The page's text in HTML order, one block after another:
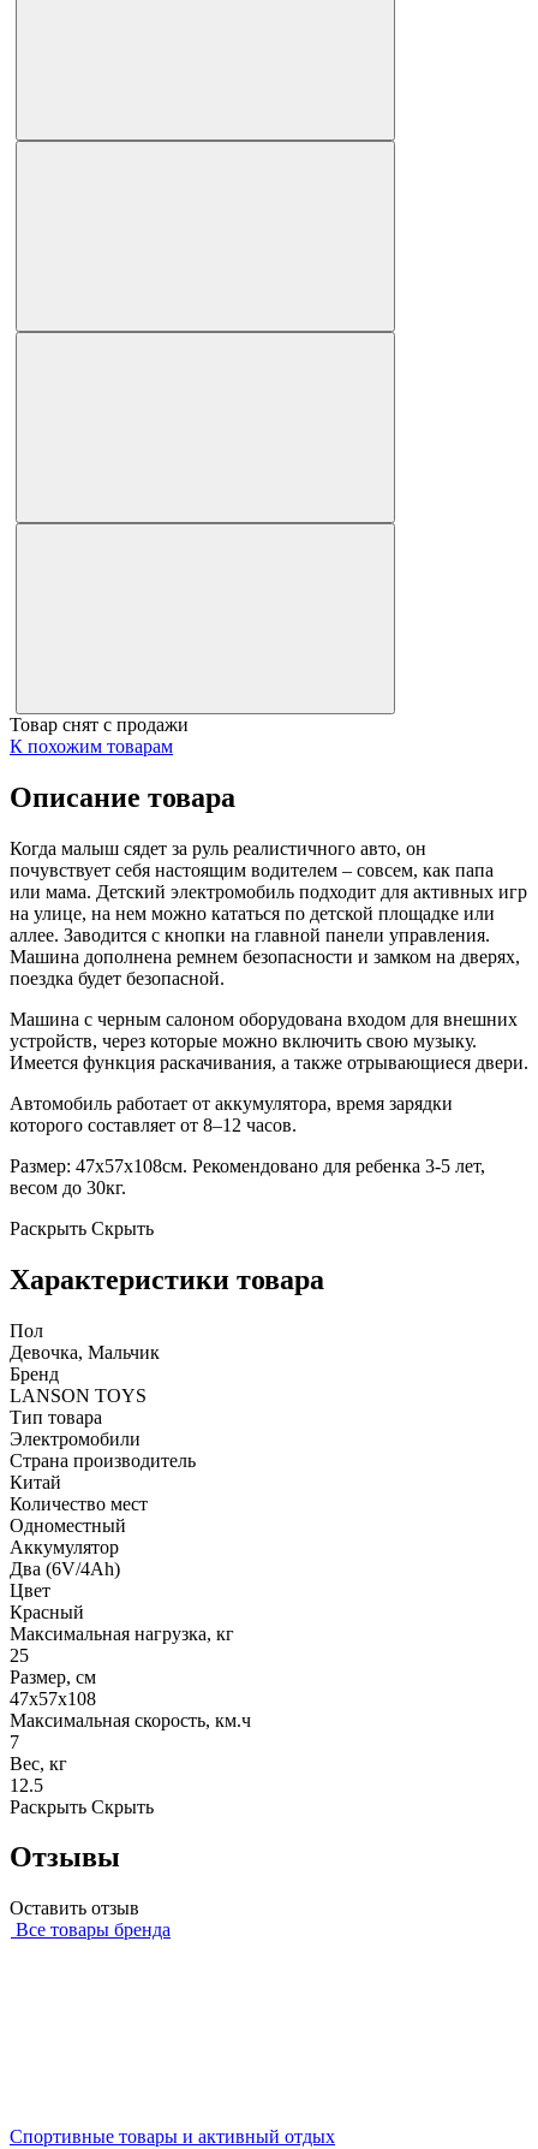
Товар снят с продажи
К похожим товарам
Описание товара
Когда малыш сядет за руль реалистичного авто, он
почувствует себя настоящим водителем – совсем, как папа
или мама. Детский электромобиль подходит для активных игр
на улице, на нем можно кататься по детской площадке или
аллее. Заводится с кнопки на главной панели управления.
Машина дополнена ремнем безопасности и замком на дверях,
поездка будет безопасной.
Машина с черным салоном оборудована входом для внешних
устройств, через которые можно включить свою музыку.
Имеется функция раскачивания, а также отрывающиеся двери.
Автомобиль работает от аккумулятора, время зарядки
которого составляет от 8–12 часов.
Размер: 47х57х108см. Рекомендовано для ребенка 3-5 лет,
весом до 30кг.
Раскрыть Скрыть
Характеристики товара
Пол
Девочка, Мальчик
Бренд
LANSON TOYS
Тип товара
Электромобили
Страна производитель
Китай
Количество мест
Одноместный
Аккумулятор
Два (6V/4Ah)
Цвет
Красный
Максимальная нагрузка, кг
25
Размер, см
47х57х108
Максимальная скорость, км.ч
7
Вес, кг
12.5
Раскрыть Скрыть
Отзывы
Оставить отзыв
Все товары бренда
Спортивные товары и активный отдых